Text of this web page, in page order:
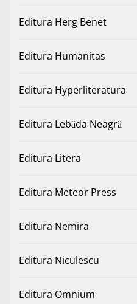
Editura Herg Benet
Editura Humanitas
Editura Hyperliteratura
Editura Lebăda Neagră
Editura Litera
Editura Meteor Press
Editura Nemira
Editura Niculescu
Editura Omnium